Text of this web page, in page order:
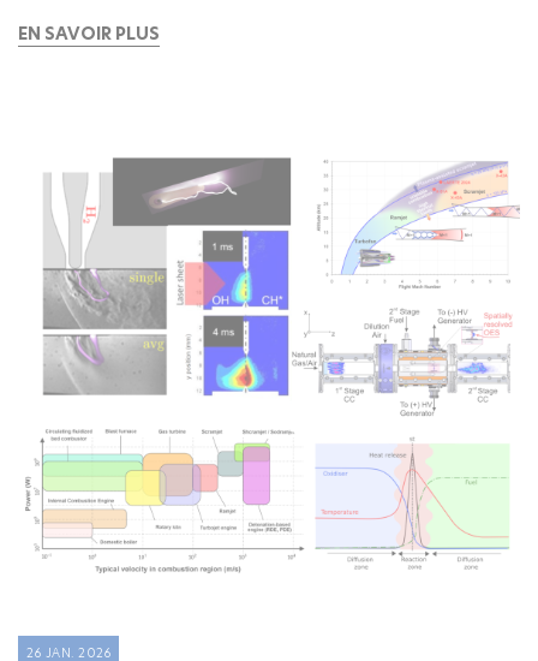
EN SAVOIR PLUS
26 JAN. 2026